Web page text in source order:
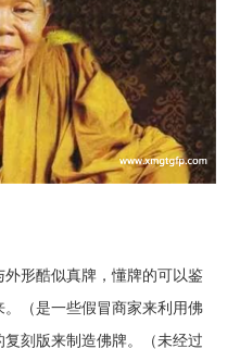
外形酷似真牌，懂牌的可以鉴
（是一些假冒商家来利用佛
刻版来制造佛牌。（未经过